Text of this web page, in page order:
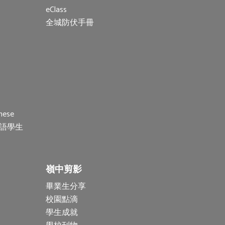
學生
eClass
全城防伏手冊
嶺中剪影
畢業生分享
校園點滴
學生成就